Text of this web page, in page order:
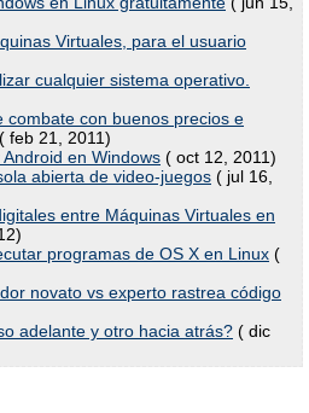
Virtuales, para el usuario
cualquier sistema operativo.
combate con buenos precios e
( feb 21, 2011)
en Windows ( oct 12, 2011)
abierta de video-juegos ( jul 16,
entre Máquinas Virtuales en
programas de OS X en Linux (
novato vs experto rastrea código
adelante y otro hacia atrás? ( dic